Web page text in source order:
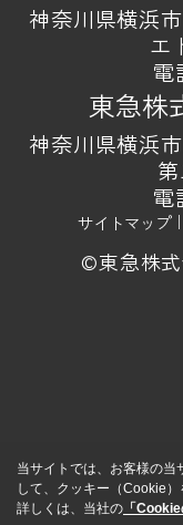
神奈川県横浜
エ
電
東急株
神奈川県横浜
電
サイトマップ｜
©東急株
当サイトでは、お客様の当
して、クッキー（Cookie）
詳しくは、当社の 「